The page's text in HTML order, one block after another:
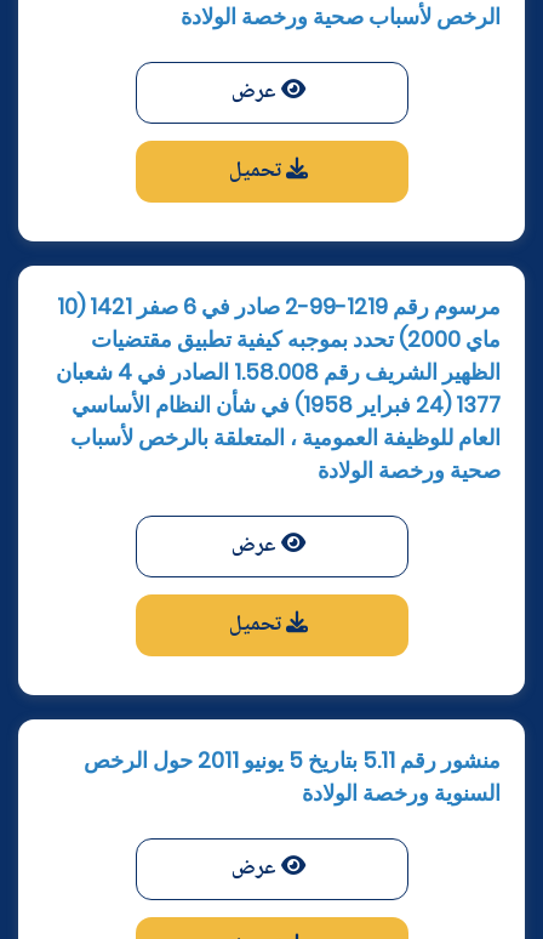
الرخص لأسباب صحية ورخصة الولادة
عرض
تحميل
مرسوم رقم 1219-99-2 صادر في 6 صفر 1421 (10
ماي 2000) تحدد بموجبه كيفية تطبيق مقتضيات
الظهير الشريف رقم 1.58.008 الصادر في 4 شعبان
1377 (24 فبراير 1958) في شأن النظام الأساسي
العام للوظيفة العمومية ، المتعلقة بالرخص لأسباب
صحية ورخصة الولادة
عرض
تحميل
منشور رقم 5.11 بتاريخ 5 يونيو 2011 حول الرخص
السنوية ورخصة الولادة
عرض